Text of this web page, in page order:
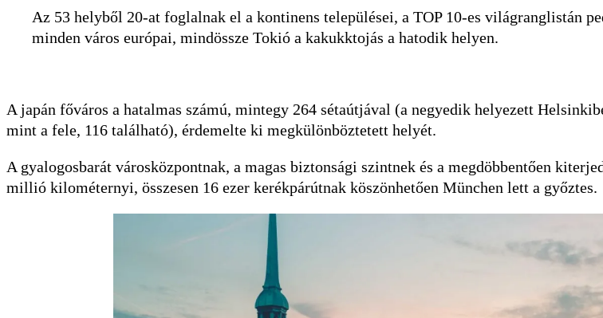
Az 53 helyből 20-at foglalnak el a kontinens települései, a TOP 10-es világranglistán
minden város európai, mindössze Tokió a kakukktojás a hatodik helyen.
A japán főváros a hatalmas számú, mintegy 264 sétaútjával (a negyedik helyezett
mint a fele, 116 található), érdemelte ki megkülönböztetett helyét.
A gyalogosbarát városközpontnak, a magas biztonsági szintnek és a megdöbbentően
millió kilométernyi, összesen 16 ezer kerékpárútnak köszönhetően München lett a győztes.